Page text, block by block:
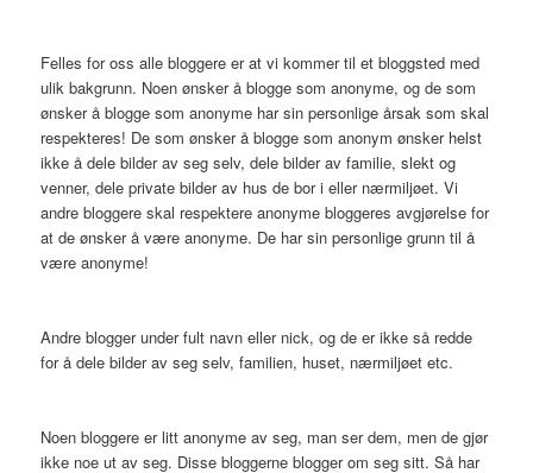
Felles for oss alle bloggere er at vi kommer til et bloggsted med
ulik bakgrunn. Noen ønsker å blogge som anonyme, og de som
ønsker å blogge som anonyme har sin personlige årsak som skal
respekteres! De som ønsker å blogge som anonym ønsker helst
ikke å dele bilder av seg selv, dele bilder av familie, slekt og
venner, dele private bilder av hus de bor i eller nærmiljøet. Vi
andre bloggere skal respektere anonyme bloggeres avgjørelse for
at de ønsker å være anonyme. De har sin personlige grunn til å
være anonyme!
Andre blogger under fult navn eller nick, og de er ikke så redde
for å dele bilder av seg selv, familien, huset, nærmiljøet etc.
Noen bloggere er litt anonyme av seg, man ser dem, men de gjør
ikke noe ut av seg. Disse bloggerne blogger om seg sitt. Så har